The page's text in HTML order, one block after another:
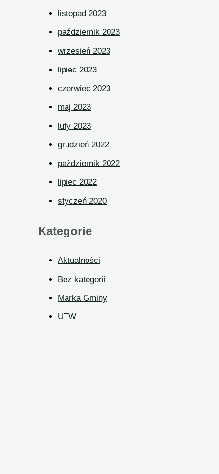
listopad 2023
październik 2023
wrzesień 2023
lipiec 2023
czerwiec 2023
maj 2023
luty 2023
grudzień 2022
październik 2022
lipiec 2022
styczeń 2020
Kategorie
Aktualności
Bez kategorii
Marka Gminy
UTW